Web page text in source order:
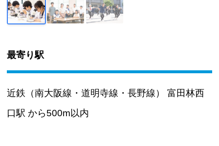
最寄り駅
近鉄（南大阪線・道明寺線・長野線） 富田林西
口駅 から500m以内